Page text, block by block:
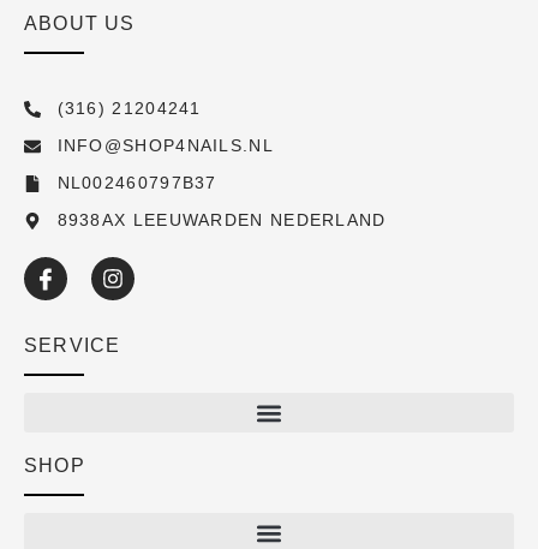
ABOUT US
(316) 21204241
INFO@SHOP4NAILS.NL
NL002460797B37
8938AX LEEUWARDEN NEDERLAND
SERVICE
SHOP